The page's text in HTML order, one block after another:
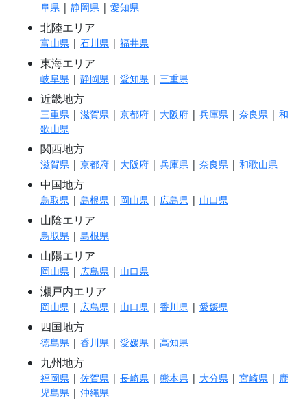
阜県 | 静岡県 | 愛知県
北陸エリア
富山県 | 石川県 | 福井県
東海エリア
岐阜県 | 静岡県 | 愛知県 | 三重県
近畿地方
三重県 | 滋賀県 | 京都府 | 大阪府 | 兵庫県 | 奈良県 | 和
歌山県
関西地方
滋賀県 | 京都府 | 大阪府 | 兵庫県 | 奈良県 | 和歌山県
中国地方
鳥取県 | 島根県 | 岡山県 | 広島県 | 山口県
山陰エリア
鳥取県 | 島根県
山陽エリア
岡山県 | 広島県 | 山口県
瀬戸内エリア
岡山県 | 広島県 | 山口県 | 香川県 | 愛媛県
四国地方
徳島県 | 香川県 | 愛媛県 | 高知県
九州地方
福岡県 | 佐賀県 | 長崎県 | 熊本県 | 大分県 | 宮崎県 | 鹿
児島県 | 沖縄県